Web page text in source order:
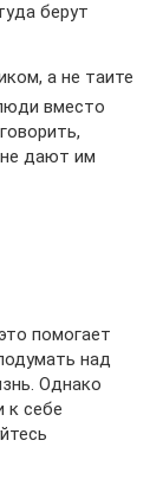
берут
а не таите
вместо
дают им
помогает
над
Однако
к себе